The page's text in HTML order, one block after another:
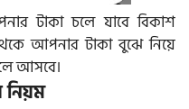
টাকা চলে যাবে বিকাশ
আপনার টাকা বুঝে নিয়ে
আসবে।
নিয়ম